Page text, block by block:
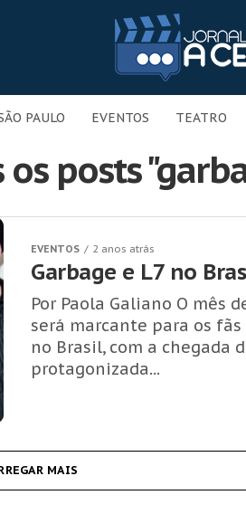
PAULO EVENTOS TEATRO
os posts
EVENTOS 2 anos atrás
Garbage e L7 no
Por Paola Galiano O mês
será marcante para os
no Brasil, com a chegada
protagonizada...
MAIS